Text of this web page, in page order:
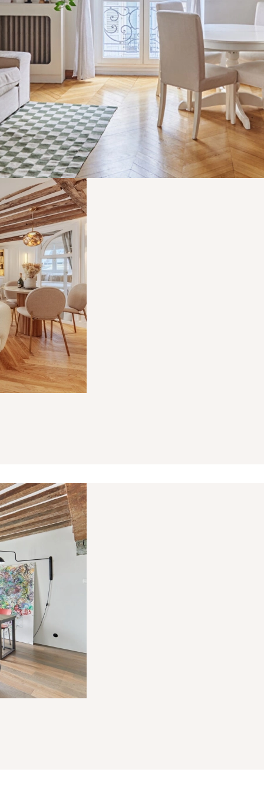
Similar properties
Provence.
000 €
FR 48 483 630 372
1315 du 21 octobre 2005 modifiant le décret n° 72-678 du
la carte professionnelle de Transactions sur immeubles et
Immobiliers (S.N.P.I.).
- Tour CBX - 1 Passerelle des Reflets - 92913 Paris La
20 %) du prix de vente à la charge du vendeur et 3,60 %
MEDIMMOCONSO- 1 Allée du Parc de Mesemena - Bât A -
https://recevabilite-mediations.medimmoconso.fr
- 8 boulevard Mirabeau - 13210 Saint-Rémy de Provence
000 €
FR 48 483 630 372
du 21 octobre 2005 modifiant le décret n° 72-678 du
carte professionnelle de Transactions sur immeubles et
Immobiliers (S.N.P.I.).
NV - Tour CBX - 1 Passerelle des Reflets - 92913 Paris La
20 %) du prix de vente à la charge du vendeur et 3,60 %